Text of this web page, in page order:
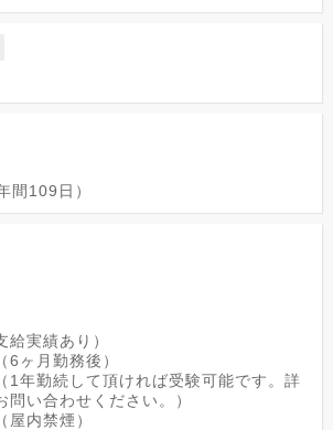
間109日）
給実績あり）
6ヶ月勤務後）
1年勤続して頂ければ受験可能です。詳
問い合わせください。）
内禁煙）